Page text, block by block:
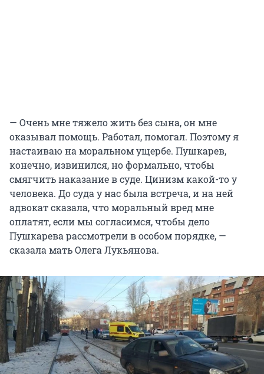
— Очень мне тяжело жить без сына, он мне
оказывал помощь. Работал, помогал. Поэтому я
настаиваю на моральном ущербе. Пушкарев,
конечно, извинился, но формально, чтобы
смягчить наказание в суде. Цинизм какой-то у
человека. До суда у нас была встреча, и на ней
адвокат сказала, что моральный вред мне
оплатят, если мы согласимся, чтобы дело
Пушкарева рассмотрели в особом порядке, —
сказала мать Олега Лукьянова.